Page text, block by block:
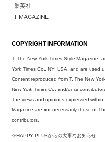
集英社
T MAGAZINE
COPYRIGHT INFORMATION
T, The New York Times Style Magazine,
York Times Co., NY, USA, and are used
Content reproduced from T, The New
New York Times Co. and/or its
The views and opinions expressed within
Magazine are not necessarily those of
contributors.
※HAPPY PLUSからの大事なお知らせ